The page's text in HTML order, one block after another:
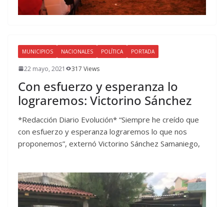
MUNICIPIOS NACIONALES POLÍTICA PORTADA
22 mayo, 2021 317 Views
Con esfuerzo y esperanza lo
lograremos: Victorino Sánchez
*Redacción Diario Evolución* “Siempre he creído que
con esfuerzo y esperanza lograremos lo que nos
proponemos”, externó Victorino Sánchez Samaniego,